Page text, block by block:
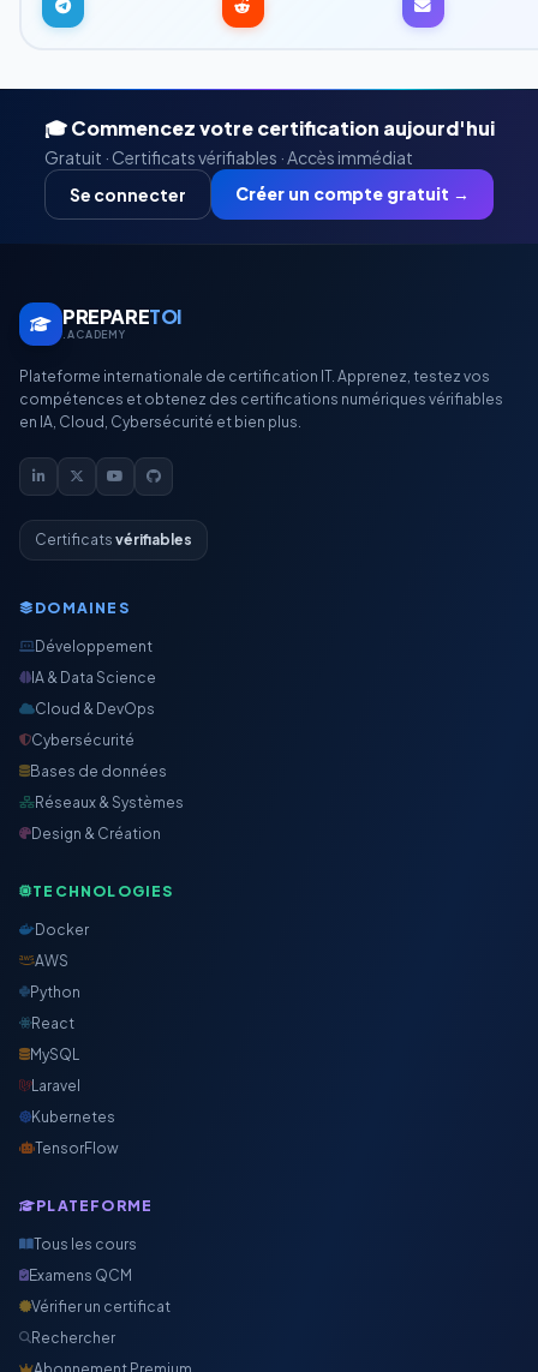
🎓 Commencez votre certification aujourd'hui
Gratuit · Certificats vérifiables · Accès immédiat
Se connecter
Créer un compte gratuit →
PREPARETOI
.ACADEMY
Plateforme internationale de certification IT. Apprenez, testez vos
compétences et obtenez des certifications numériques vérifiables
en IA, Cloud, Cybersécurité et bien plus.
Certificats vérifiables
DOMAINES
Développement
IA & Data Science
Cloud & DevOps
Cybersécurité
Bases de données
Réseaux & Systèmes
Design & Création
TECHNOLOGIES
Docker
AWS
Python
React
MySQL
Laravel
Kubernetes
TensorFlow
PLATEFORME
Tous les cours
Examens QCM
Vérifier un certificat
Rechercher